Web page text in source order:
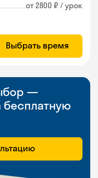
от 2800 ₽ / урок
Выбрать время
—
бесплатную